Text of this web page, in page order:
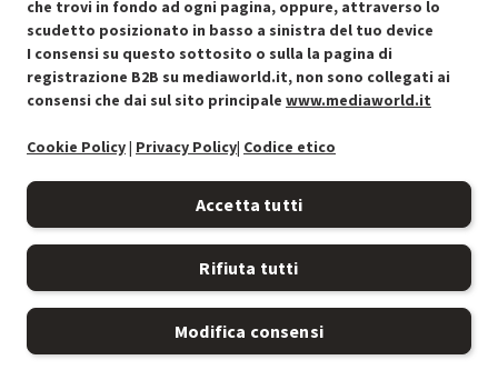
Condizioni generali di vendita Recedere dal contratto qui
che trovi in fondo ad ogni pagina, oppure, attraverso lo
scudetto posizionato in basso a sinistra del tuo device
I consensi su questo sottosito o sulla la pagina di
registrazione B2B su mediaworld.it, non sono collegati ai
consensi che dai sul sito principale www.mediaworld.it
Cookie Policy| Privacy Policy| Codice etico
Accetta tutti
Rifiuta tutti
Modifica consensi